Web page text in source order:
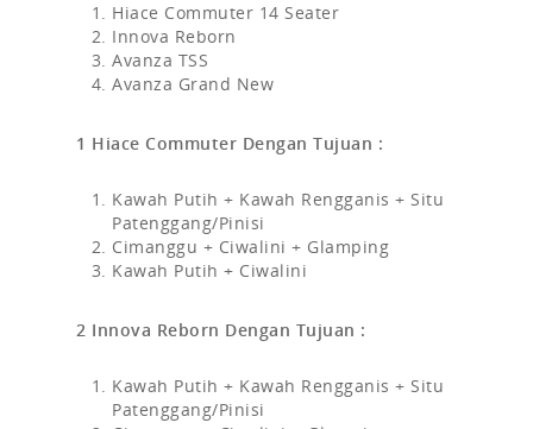
Hiace Commuter 14 Seater
Innova Reborn
Avanza TSS
Avanza Grand New
1 Hiace Commuter Dengan Tujuan :
Kawah Putih + Kawah Rengganis + Situ
Patenggang/Pinisi
Cimanggu + Ciwalini + Glamping
Kawah Putih + Ciwalini
2 Innova Reborn Dengan Tujuan :
Kawah Putih + Kawah Rengganis + Situ
Patenggang/Pinisi